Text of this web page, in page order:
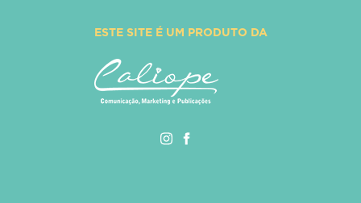
ESTE SITE É UM PRODUTO DA